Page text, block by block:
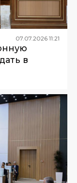
07.07.2026 11:21
в